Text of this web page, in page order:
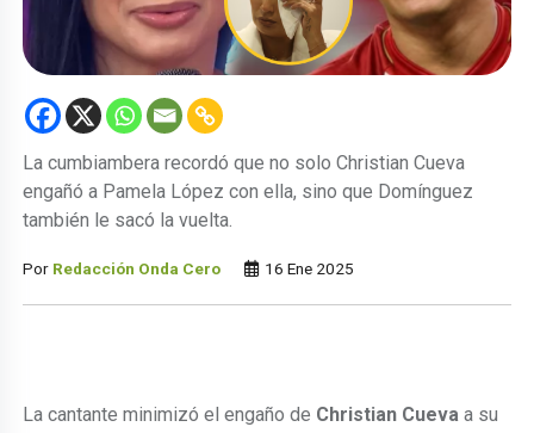
La cumbiambera recordó que no solo Christian Cueva
engañó a Pamela López con ella, sino que Domínguez
también le sacó la vuelta.
Por Redacción Onda Cero 16 Ene 2025
La cantante minimizó el engaño de Christian Cueva a su